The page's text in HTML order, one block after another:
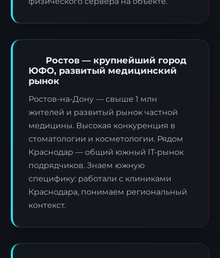
Ростов — крупнейший город
ЮФО, развитый медицинский
рынок
Ростов-на-Дону — свыше 1 млн
жителей и развитый рынок частной
медицины. Высокая конкуренция в
стоматологии и косметологии. Рядом
Краснодар — общий южный IT-рынок
подрядчиков. Знаем южную
специфику: работали с клиниками
Краснодара, понимаем региональный
контекст.